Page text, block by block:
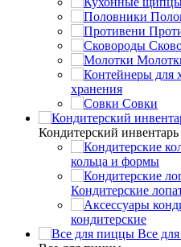
хранения
Совки
Кондитерский инвентарь
кольца и формы
Кондитерские
кондитерские
Все